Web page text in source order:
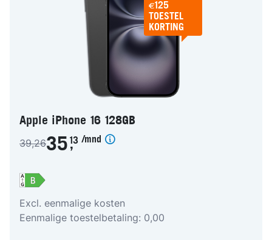
€125
TOESTEL
KORTING
Apple iPhone 16 128GB
39,2635 ,
13 /mnd
Excl. eenmalige kosten
Eenmalige toestelbetaling: 0,00